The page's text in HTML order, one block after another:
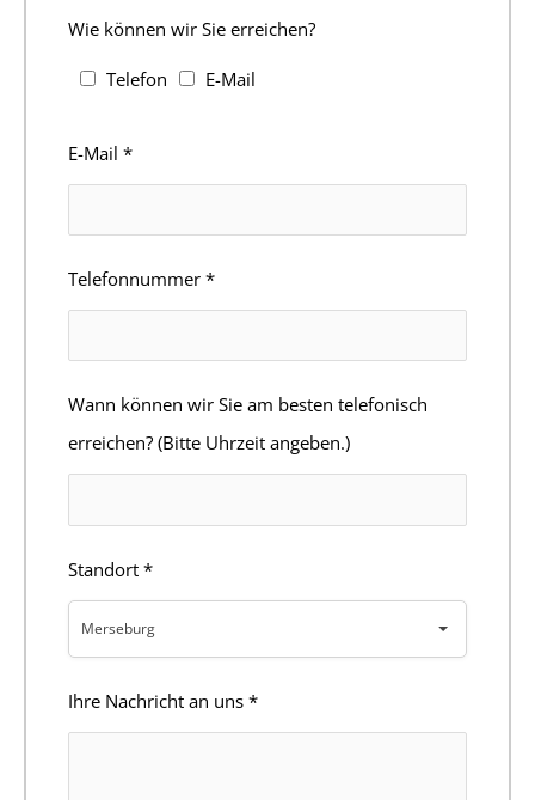
Wie können wir Sie erreichen?
Telefon E-Mail
E-Mail *
Telefonnummer *
Wann können wir Sie am besten telefonisch
erreichen? (Bitte Uhrzeit angeben.)
Standort *
Merseburg
Ihre Nachricht an uns *